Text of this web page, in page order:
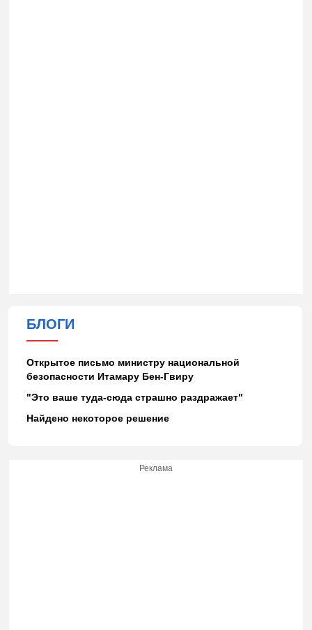
БЛОГИ
Открытое письмо министру национальной
безопасности Итамару Бен-Гвиру
"Это ваше туда-сюда страшно раздражает"
Найдено некоторое решение
Реклама